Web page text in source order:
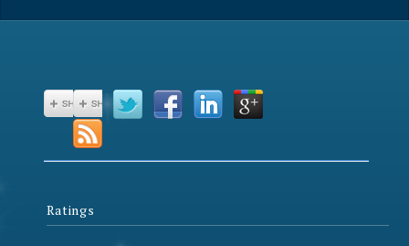
Ratings